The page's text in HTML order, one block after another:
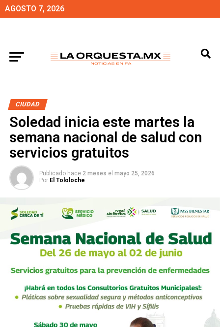
AGOSTO 7, 2026
CIUDAD
Soledad inicia este martes la
semana nacional de salud con
servicios gratuitos
Publicado hace 2 meses el mayo 25, 2026
Por El Tololoche